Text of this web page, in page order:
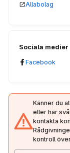
Allabolag
Sociala medier
Facebook
Känner du
eller har
kontakta
kontroll